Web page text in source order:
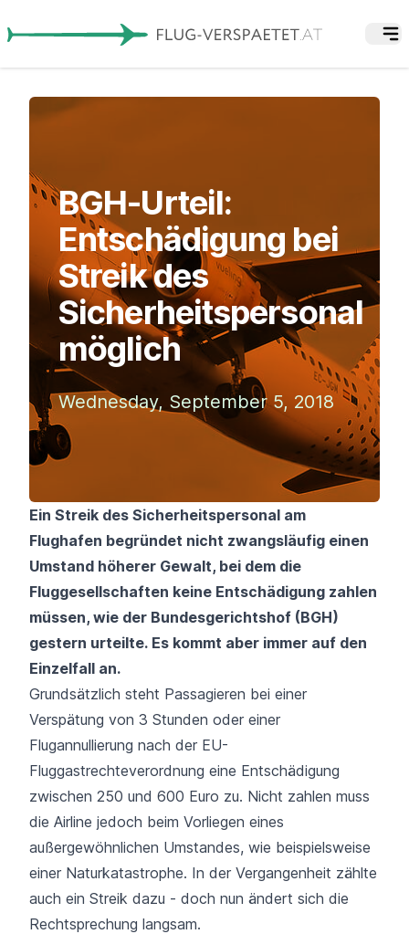
BGH-Urteil:
Entschädigung bei
Streik des
Sicherheitspersonal
möglich
Wednesday, September 5, 2018
Ein Streik des Sicherheitspersonal am
Flughafen begründet nicht zwangsläufig einen
Umstand höherer Gewalt, bei dem die
Fluggesellschaften keine Entschädigung zahlen
müssen, wie der Bundesgerichtshof (BGH)
gestern urteilte. Es kommt aber immer auf den
Einzelfall an.
Grundsätzlich steht Passagieren bei einer
Verspätung von 3 Stunden oder einer
Flugannullierung nach der EU-
Fluggastrechteverordnung eine Entschädigung
zwischen 250 und 600 Euro zu. Nicht zahlen muss
die Airline jedoch beim Vorliegen eines
außergewöhnlichen Umstandes, wie beispielsweise
einer Naturkatastrophe. In der Vergangenheit zählte
auch ein Streik dazu - doch nun ändert sich die
Rechtsprechung langsam.